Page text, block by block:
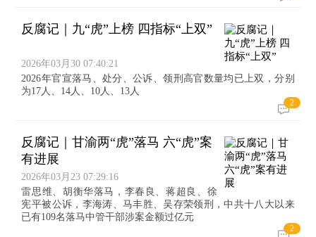
反腐记｜九“虎”上榜 四指标“上双”
2026年03月30 07:40:21
2026年官宣落马、处分、公诉、领刑高官数量均已上双，分别
为17人、14人、10人、13人
2
反腐记｜甘渝两“虎”落马 六“虎”案
有进展
2026年03月23 07:29:16
雷思维、胡衡华落马，李春良、蒋超良、徐
宪平被公诉，李海涛、马丰胜、吴存荣领刑，中共十八大以来
已有109名落马中管干部涉案金额过亿元
2